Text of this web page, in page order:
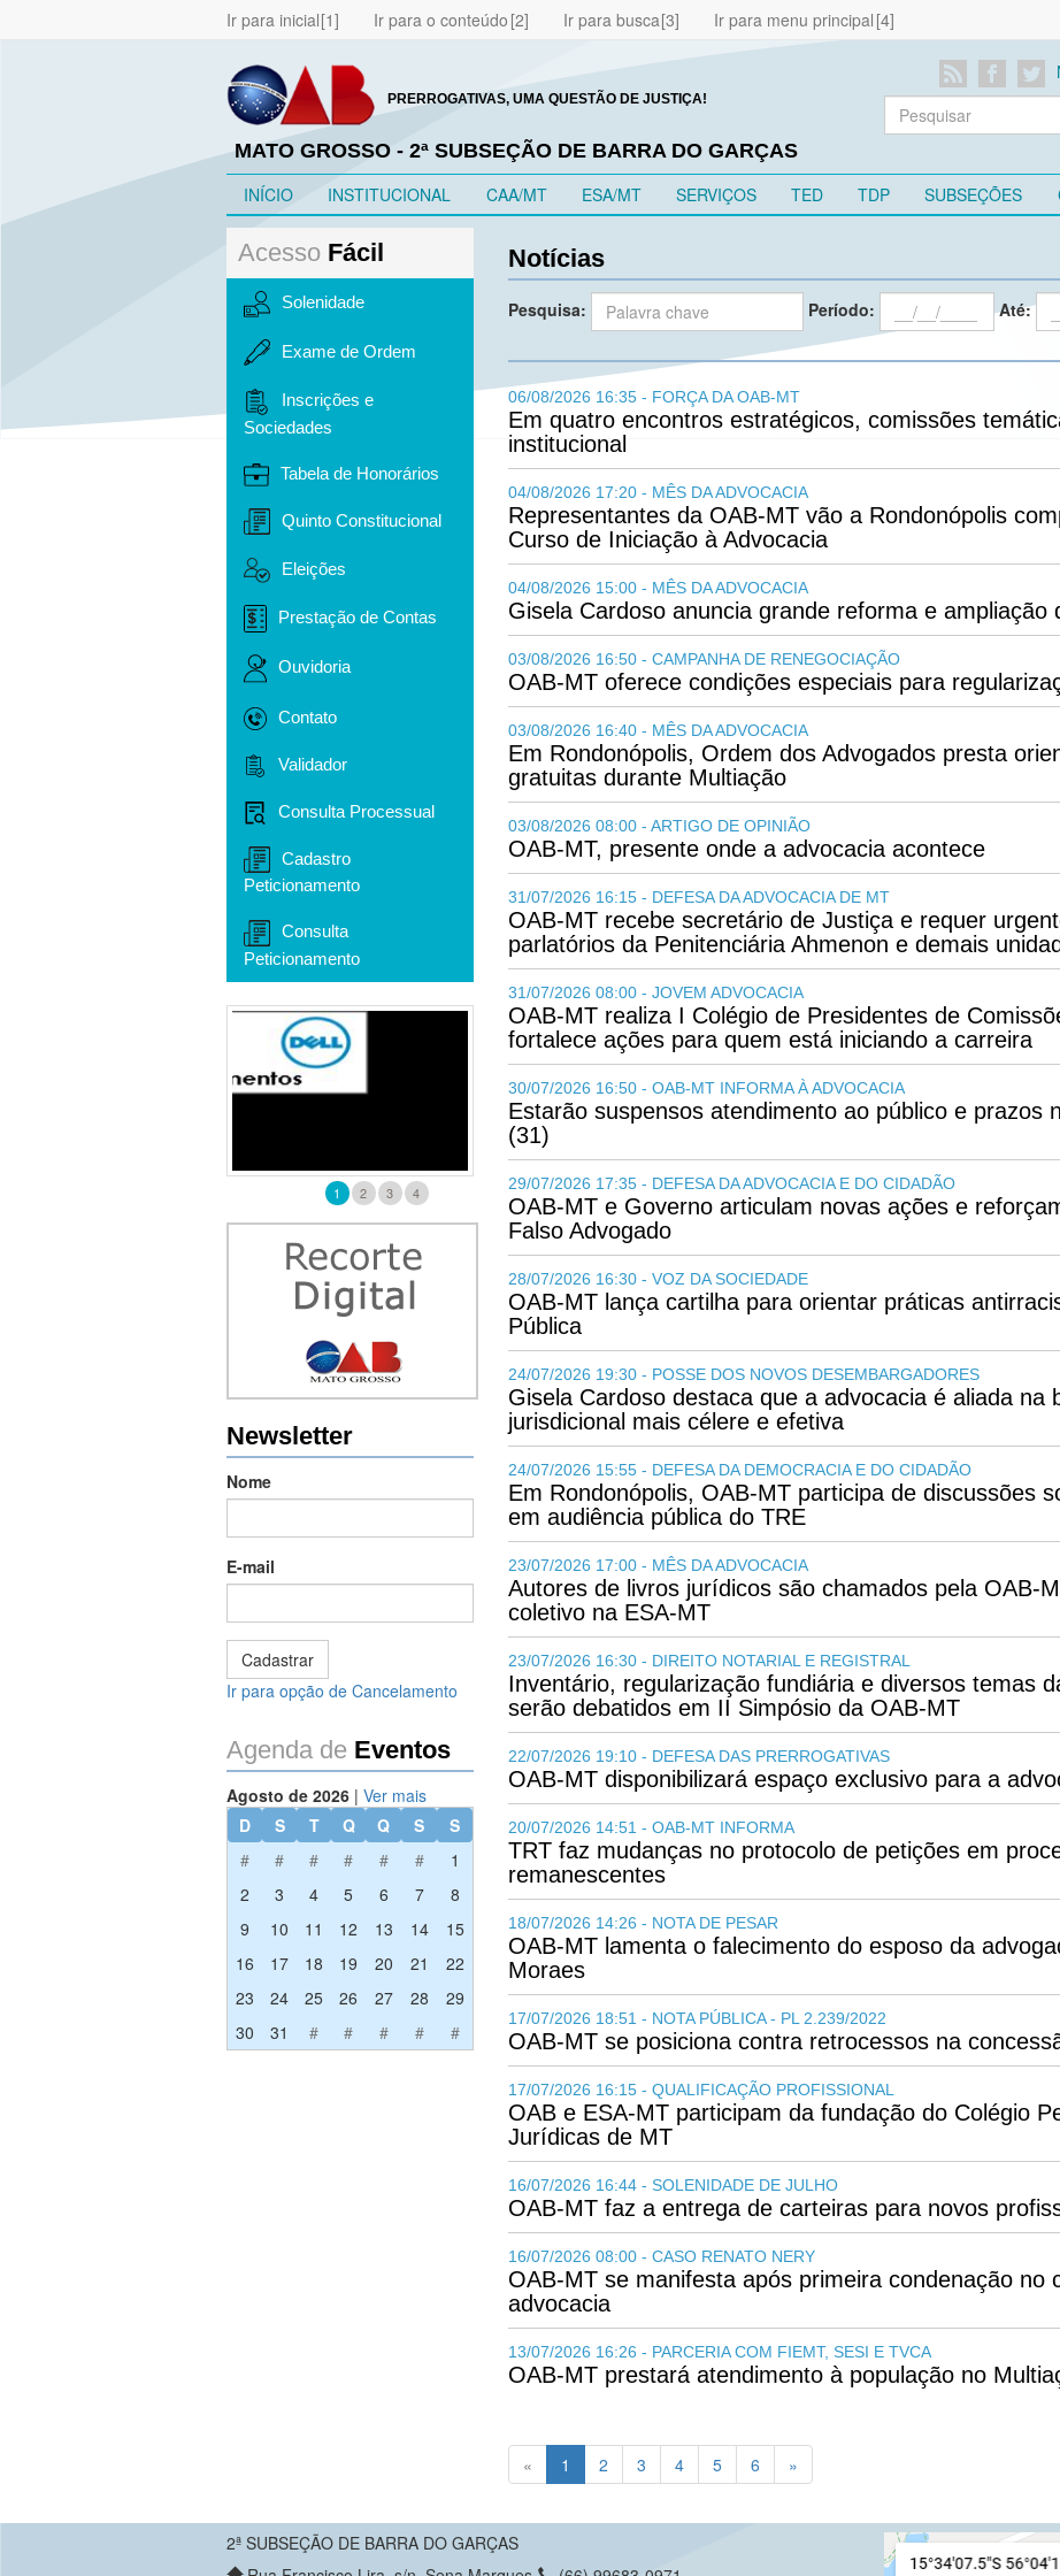
Ir para inicial Ir para o conteúdo Ir para busca Ir para menu principal
PRERROGATIVAS, UMA QUESTÃO DE JUSTIÇA!
MATO GROSSO - 2ª SUBSEÇÃO DE BARRA DO GARÇAS
INÍCIO INSTITUCIONAL CAA/MT ESA/MT SERVIÇOS TED TDP SUBSEÇÕES
Acesso Fácil
Solenidade
Exame de Ordem
Inscrições e
Sociedades
Tabela de Honorários
Quinto Constitucional
Eleições
Prestação de Contas
Ouvidoria
Contato
Validador
Consulta Processual
Cadastro
Peticionamento
Consulta
Peticionamento
1 2 3 4
Newsletter
Nome
E-mail
Ir para opção de Cancelamento
Agenda de Eventos
Agosto de 2026 | Ver mais
D
S T Q Q S
S
#
# # # # #
1
2
3 4 5 6 7
8
9
10 11 12 13 14
15
16
17 18 19 20 21
22
23
24 25 26 27 28
29
30
31 # # # # #
Notícias
Pesquisa: Período: Até:
06/08/2026 16:35 - FORÇA DA OAB-MT
Em quatro encontros estratégicos, comissões
institucional
04/08/2026 17:20 - MÊS DA ADVOCACIA
Representantes da OAB-MT vão a Rondonópolis
Curso de Iniciação à Advocacia
04/08/2026 15:00 - MÊS DA ADVOCACIA
Gisela Cardoso anuncia grande reforma e ampliação
03/08/2026 16:50 - CAMPANHA DE RENEGOCIAÇÃO
OAB-MT oferece condições especiais para
03/08/2026 16:40 - MÊS DA ADVOCACIA
Em Rondonópolis, Ordem dos Advogados presta
gratuitas durante Multiação
03/08/2026 08:00 - ARTIGO DE OPINIÃO
OAB-MT, presente onde a advocacia acontece
31/07/2026 16:15 - DEFESA DA ADVOCACIA DE MT
OAB-MT recebe secretário de Justiça e requer
parlatórios da Penitenciária Ahmenon e demais
31/07/2026 08:00 - JOVEM ADVOCACIA
OAB-MT realiza I Colégio de Presidentes de
fortalece ações para quem está iniciando a carreira
30/07/2026 16:50 - OAB-MT INFORMA À ADVOCACIA
Estarão suspensos atendimento ao público e prazos
(31)
29/07/2026 17:35 - DEFESA DA ADVOCACIA E DO CIDADÃO
OAB-MT e Governo articulam novas ações e
Falso Advogado
28/07/2026 16:30 - VOZ DA SOCIEDADE
OAB-MT lança cartilha para orientar práticas
Pública
24/07/2026 19:30 - POSSE DOS NOVOS DESEMBARGADORES
Gisela Cardoso destaca que a advocacia é aliada na
jurisdicional mais célere e efetiva
24/07/2026 15:55 - DEFESA DA DEMOCRACIA E DO CIDADÃO
Em Rondonópolis, OAB-MT participa de discussões
em audiência pública do TRE
23/07/2026 17:00 - MÊS DA ADVOCACIA
Autores de livros jurídicos são chamados pela OAB-
coletivo na ESA-MT
23/07/2026 16:30 - DIREITO NOTARIAL E REGISTRAL
Inventário, regularização fundiária e diversos temas
serão debatidos em II Simpósio da OAB-MT
22/07/2026 19:10 - DEFESA DAS PRERROGATIVAS
OAB-MT disponibilizará espaço exclusivo para a
20/07/2026 14:51 - OAB-MT INFORMA
TRT faz mudanças no protocolo de petições em
remanescentes
18/07/2026 14:26 - NOTA DE PESAR
OAB-MT lamenta o falecimento do esposo da
Moraes
17/07/2026 18:51 - NOTA PÚBLICA - PL 2.239/2022
OAB-MT se posiciona contra retrocessos na
17/07/2026 16:15 - QUALIFICAÇÃO PROFISSIONAL
OAB e ESA-MT participam da fundação do Colégio
Jurídicas de MT
16/07/2026 16:44 - SOLENIDADE DE JULHO
OAB-MT faz a entrega de carteiras para novos
16/07/2026 08:00 - CASO RENATO NERY
OAB-MT se manifesta após primeira condenação no
advocacia
13/07/2026 16:26 - PARCERIA COM FIEMT, SESI E TVCA
OAB-MT prestará atendimento à população no
« 1 (current)
2 3 4 5 6 »
2ª SUBSEÇÃO DE BARRA DO GARÇAS